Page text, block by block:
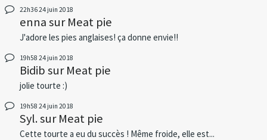
22h3624 juin 2018
ennasurMeat pie
J'adore les pies anglaises! ça donne envie!!
19h58 24 juin 2018
BidibsurMeat pie
jolie tourte :)
19h58 24 juin 2018
Syl.surMeat pie
Cette tourte a eu du succès ! Même froide, elle est...